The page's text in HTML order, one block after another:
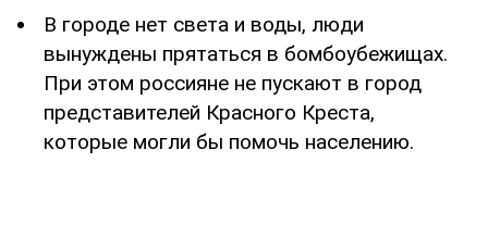
В городе нет света и воды, люди
вынуждены прятаться в бомбоубежищах.
При этом россияне не пускают в город
представителей Красного Креста,
которые могли бы помочь населению.